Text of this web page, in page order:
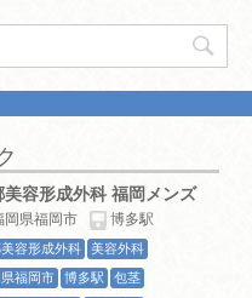
美容形成外科 福岡メンズ
岡県福岡市 博多駅
容形成外科
美容外科
福岡市
博多駅
包茎